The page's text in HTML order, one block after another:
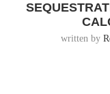
written by